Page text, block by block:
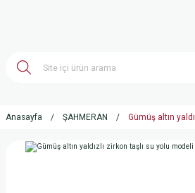
Anasayfa ŞAHMERAN Gümüş altın